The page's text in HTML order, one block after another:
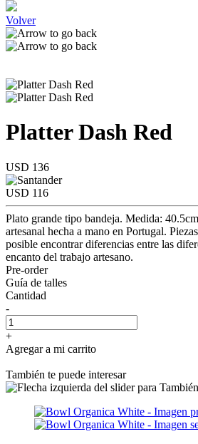
Volver
Platter Dash Red
USD 136
USD 116
Plato grande tipo bandeja. Medida:
artesanal hecha a mano en Portugal.
posible encontrar diferencias entre las
encanto del trabajo artesano.
Pre-order
Guía de talles
Cantidad
-
+
Agregar a mi carrito
También te puede interesar